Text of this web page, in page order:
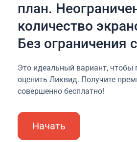
план.
количество
Без ограничения
Это идеальный вариант, чтобы
оценить Ликвид. Получите
совершенно бесплатно!
Начать